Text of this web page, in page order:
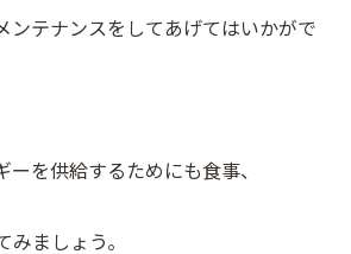
ンテナンスをしてあげてはいかがで
ーを供給するためにも食事、
ましょう。